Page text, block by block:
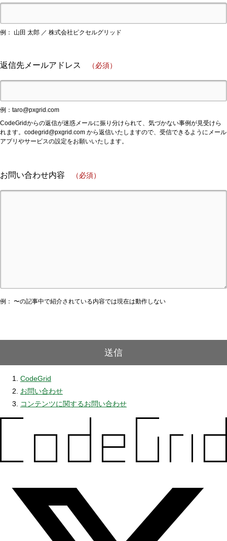
例： 山田 太郎 ／ 株式会社ピクセルグリッド
返信先メールアドレス （必須）
例： taro@pxgrid.com
CodeGridからの返信が迷惑メールに振り分けられて、気づかない事例が見受けら
れます。 codegrid@pxgrid.com から返信いたしますので、受信できるようにメール
アプリやサービスの設定をお願いいたします。
お問い合わせ内容 （必須）
例： 〜の記事中で紹介されている内容では現在は動作しない
送信
CodeGrid
お問い合わせ
コンテンツに関するお問い合わせ